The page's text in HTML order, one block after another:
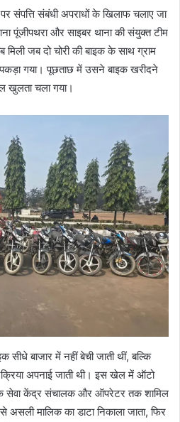
संपत्ति संबंधी अपराधों के खिलाफ चलाए जा
पूंजीपथरा और साइबर थाना की संयुक्त टीम
जब दो चोरी की बाइक के साथ ग्राम
गया। पूछताछ में उसने बाइक खरीदने
खुलता चला गया।
सीधे बाजार में नहीं बेची जाती थीं, बल्कि
अपनाई जाती थी। इस खेल में ऑटो
केंद्र संचालक और ऑपरेटर तक शामिल
मालिक का डाटा निकाला जाता, फिर